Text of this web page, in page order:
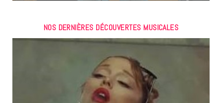
NOS DERNIÈRES DÉCOUVERTES MUSICALES